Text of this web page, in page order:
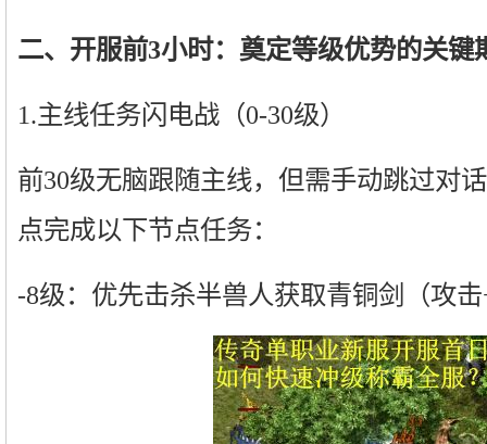
二、开服前3小时：奠定等级优势的关键
1.主线任务闪电战（0-30级）
前30级无脑跟随主线，但需手动跳过对
点完成以下节点任务：
-8级：优先击杀半兽人获取青铜剑（攻